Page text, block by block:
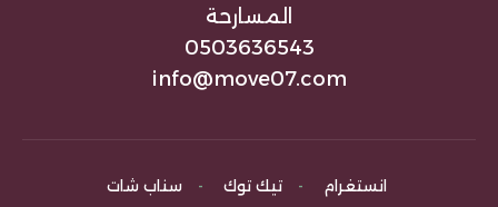
المسارحة
0503636543
info@move07.com
انستغرام - تيك توك - سناب شات